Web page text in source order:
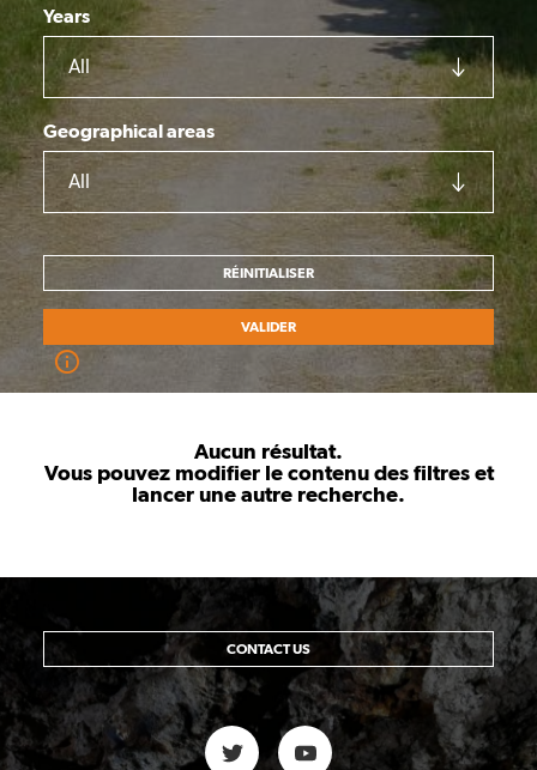
Years
All
Geographical areas
All
RÉINITIALISER
VALIDER
Aucun résultat.
Vous pouvez modifier le contenu des filtres et
lancer une autre recherche.
CONTACT US